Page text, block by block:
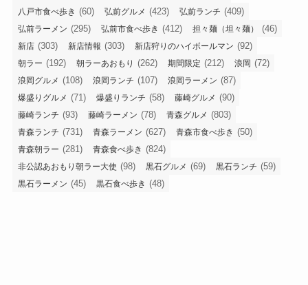
八戸市食べ歩き (60) 弘前グルメ (423) 弘前ランチ (409)
弘前ラーメン (295) 弘前市食べ歩き (412) 担々麺（坦々麺） (46)
新店 (303) 新店情報 (303) 新店狩りのハイボールマン (92)
朝ラー (192) 朝ラーあおもり (262) 期間限定 (212) 浪岡 (72)
浪岡グルメ (108) 浪岡ランチ (107) 浪岡ラーメン (87)
爆盛りグルメ (71) 爆盛りランチ (58) 藤崎グルメ (90)
藤崎ランチ (93) 藤崎ラーメン (78) 青森グルメ (803)
青森ランチ (731) 青森ラーメン (627) 青森市食べ歩き (50)
青森朝ラー (281) 青森食べ歩き (824)
非公認あおもり朝ラー大使 (98) 黒石グルメ (69) 黒石ランチ (59)
黒石ラーメン (45) 黒石食べ歩き (48)